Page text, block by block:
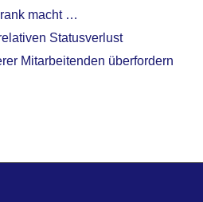
macht …
Statusverlust
Mitarbeitenden überfordern